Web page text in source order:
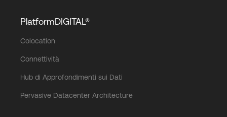
PlatformDIGITAL®
Colocation
Connettività
Hub di Approfondimenti sui Dati
Pervasive Datacenter Architecture